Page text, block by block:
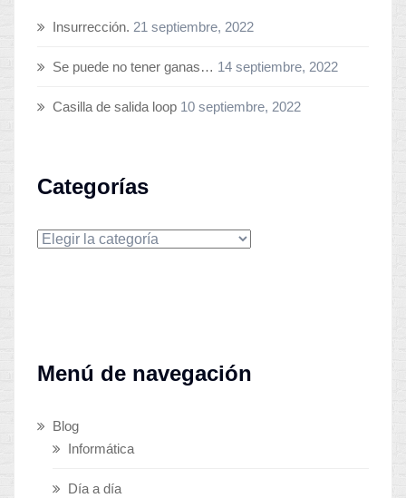
Insurrección. 21 septiembre, 2022
Se puede no tener ganas… 14 septiembre, 2022
Casilla de salida loop 10 septiembre, 2022
Categorías
Categorías
Menú de navegación
Blog
Informática
Día a día